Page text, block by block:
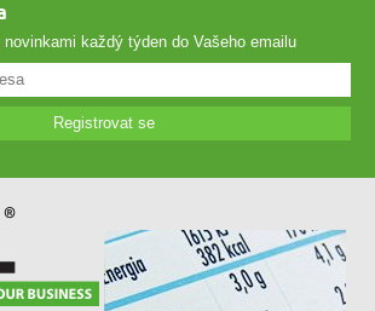
každý týden do Vašeho emailu
Registrovat se